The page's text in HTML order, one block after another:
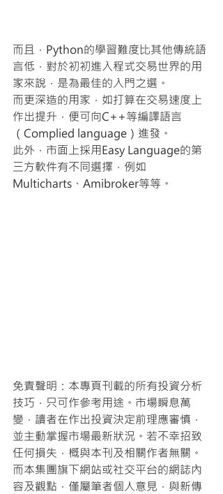
而且，Python的學習難度比其他傳統語
言低，對於初初進入程式交易世界的用
家來說，是為最佳的入門之選。
而更深造的用家，如打算在交易速度上
作出提升，便可向C++等編譯語言
（Complied language）進發。
此外，市面上採用Easy Language的第
三方軟件有不同選擇，例如
Multicharts、Amibroker等等。
免責聲明：本專頁刊載的所有投資分析
技巧，只可作參考用途。市場瞬息萬
變，讀者在作出投資決定前理應審慎，
並主動掌握市場最新狀況。若不幸招致
任何損失，概與本刊及相關作者無關。
而本集團旗下網站或社交平台的網誌內
容及觀點，僅屬筆者個人意見，與新傳